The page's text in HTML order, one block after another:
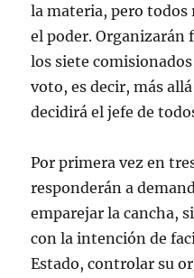
la materia, pero todos
el poder. Organizarán
los siete
voto, es decir, más
decidirá el jefe de
Por primera vez en
responderán a
emparejar la cancha,
con la intención de
Estado, controlar su